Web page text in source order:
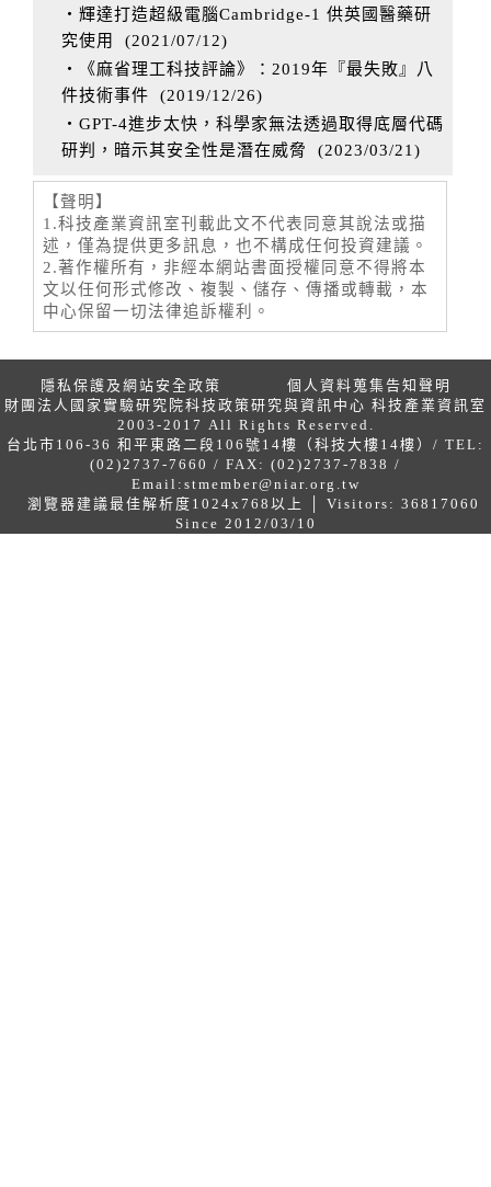
‧輝達打造超級電腦Cambridge-1 供英國醫藥研
究使用
(2021/07/12)
‧《麻省理工科技評論》：2019年『最失敗』八
件技術事件 (2019/12/26)
‧GPT-4進步太快，科學家無法透過取得底層代碼
研判，暗示其安全性是潛在威脅
(2023/03/21 )
【聲明】
1.科技產業資訊室刊載此文不代表同意其說法或描
述，僅為提供更多訊息，也不構成任何投資建議。
2.著作權所有，非經本網站書面授權同意不得將本
文以任何形式修改、複製、儲存、傳播或轉載，本
中心保留一切法律追訴權利。
隱私保護及網站安全政策
個人資料蒐集告知聲明
財團法人國家實驗研究院科技政策研究與資訊中心 科技產業資訊室
2003-2017 All Rights Reserved.
台北市106-36 和平東路二段106號14樓（科技大樓14樓）/ TEL:
(02)2737-7660 / FAX: (02)2737-7838 /
Email: stmember@niar.org.tw
瀏覽器建議最佳解析度1024x768以上 │ Visitors: 36817060
Since 2012/03/10